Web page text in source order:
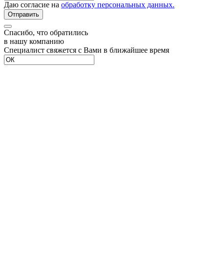
Даю согласие на обработку персональных данных.
Спасибо, что обратились
в нашу компанию
Специалист свяжется с Вами в ближайшее время